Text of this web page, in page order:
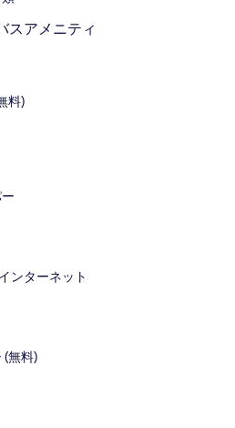
スアメニティ
料)
ンターネット
(無料)